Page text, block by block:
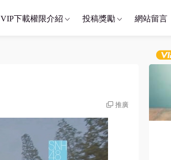
VIP下載權限介紹 投稿獎勵 網站留言
推廣